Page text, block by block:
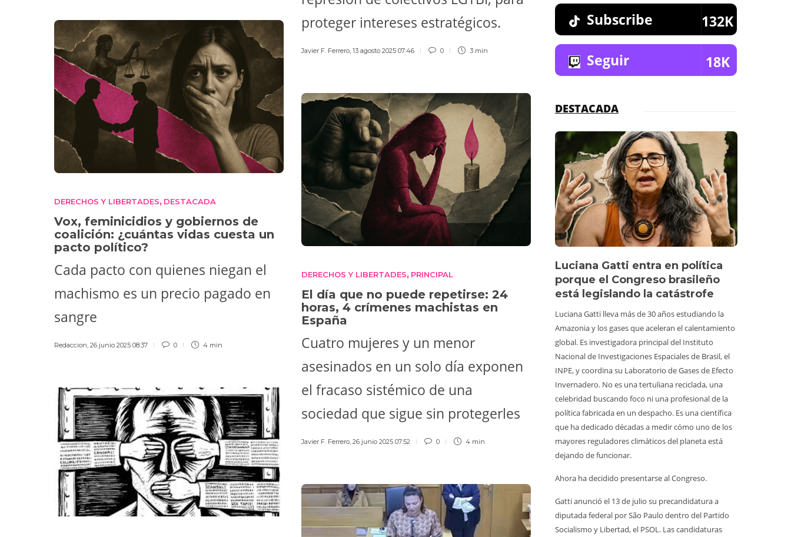
proteger intereses estratégicos.
Javier F. Ferrero, 13 agosto 2025 07:46 0 3 min
DERECHOS Y LIBERTADES, DESTACADA
Vox, feminicidios y gobiernos de
coalición: ¿cuántas vidas cuesta un
pacto político?
Cada pacto con quienes niegan el
machismo es un precio pagado en
sangre
Redaccion, 26 junio 2025 08:37 0 4 min
DERECHOS Y LIBERTADES, PRINCIPAL
El día que no puede repetirse: 24
horas, 4 crímenes machistas en
España
Cuatro mujeres y un menor
asesinados en un solo día exponen
el fracaso sistémico de una
sociedad que sigue sin protegerles
Javier F. Ferrero, 26 junio 2025 07:52 0 4 min
Subscribe 132K
Seguir 18K
DESTACADA
Luciana Gatti entra en política
porque el Congreso brasileño
está legislando la catástrofe
Luciana Gatti lleva más de 30 años estudiando la
Amazonia y los gases que aceleran el calentamiento
global. Es investigadora principal del Instituto
Nacional de Investigaciones Espaciales de Brasil, el
INPE, y coordina su Laboratorio de Gases de Efecto
Invernadero. No es una tertuliana reciclada, una
celebridad buscando foco ni una profesional de la
política fabricada en un despacho. Es una científica
que ha dedicado décadas a medir cómo uno de los
mayores reguladores climáticos del planeta está
dejando de funcionar.
Ahora ha decidido presentarse al Congreso.
Gatti anunció el 13 de julio su precandidatura a
diputada federal por São Paulo dentro del Partido
Socialismo y Libertad, el PSOL. Las candidaturas